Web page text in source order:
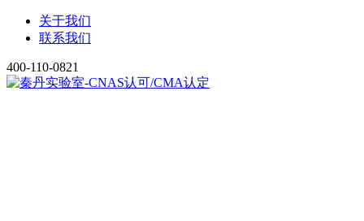
关于我们
联系我们
400-110-0821